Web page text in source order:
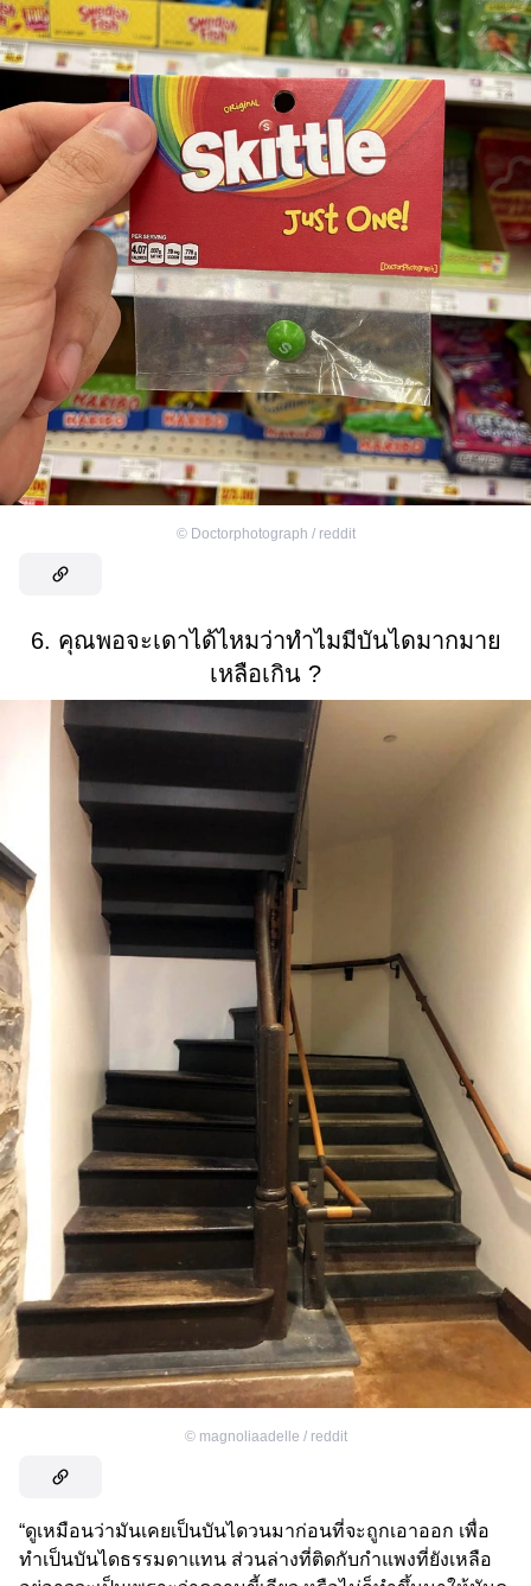
© Doctorphotograph / reddit
6. คุณพอจะเดาได้ไหมว่าทำไมมีบันไดมากมาย
เหลือเกิน ?
© magnoliaadelle / reddit
“ดูเหมือนว่ามันเคยเป็นบันไดวนมาก่อนที่จะถูกเอาออก เพื่อ
ทำเป็นบันไดธรรมดาแทน ส่วนล่างที่ติดกับกำแพงที่ยังเหลือ